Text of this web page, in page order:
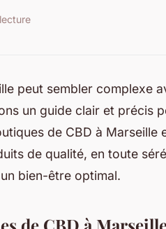
peut sembler complexe
un guide clair et précis
de CBD à Marseille
de qualité, en toute
bien-être optimal.